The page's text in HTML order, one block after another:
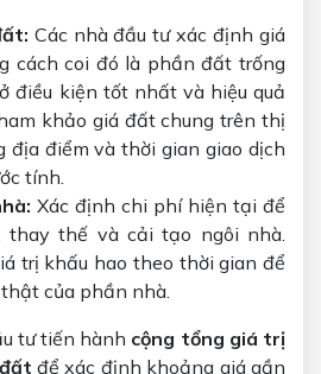
Các nhà đầu tư xác định giá
cách coi đó là phần đất trống
điều kiện tốt nhất và hiệu quả
khảo giá đất chung trên thị
địa điểm và thời gian giao dịch
tính.
Xác định chi phí hiện tại để
thay thế và cải tạo ngôi nhà.
trị khấu hao theo thời gian để
của phần nhà.
tư tiến hành cộng tổng giá trị
để xác định khoảng giá gần